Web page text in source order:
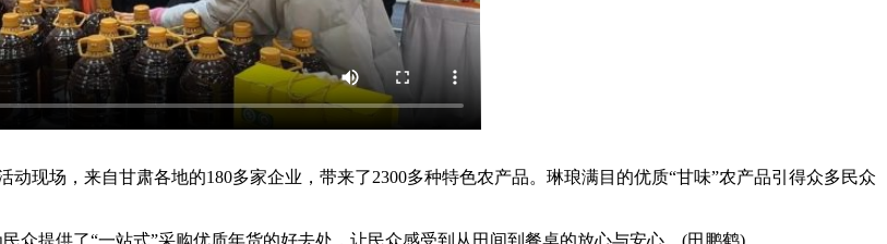
场，来自甘肃各地的180多家企业，带来了2300多种特色农产品。琳琅满目的优质“甘味”农产品引得众多民众
提供了“一站式”采购优质年货的好去处，让民众感受到从田间到餐桌的放心与安心。(田鹏鹤)